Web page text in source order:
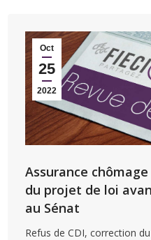
Oct
25
2022
Assurance
du projet de loi
au Sénat
Refus de CDI, correction